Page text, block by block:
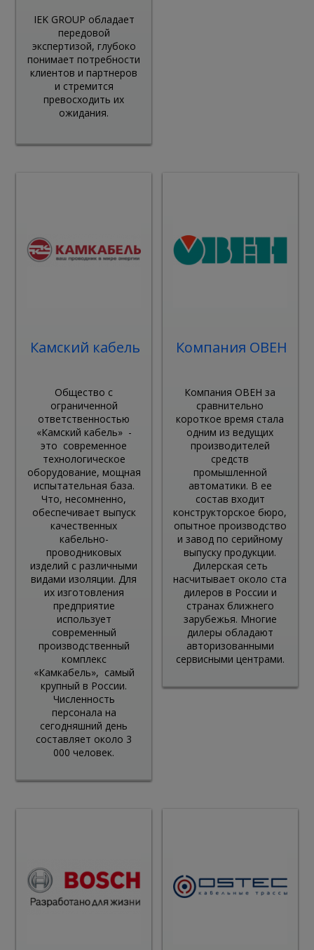
IEK GROUP обладает
передовой
экспертизой, глубоко
понимает потребности
клиентов и партнеров
и стремится
превосходить их
ожидания.
Камский кабель
Общество с
ограниченной
ответственностью
«Камский кабель» -
это современное
технологическое
оборудование, мощная
испытательная база.
Что, несомненно,
обеспечивает выпуск
качественных
кабельно-
проводниковых
изделий с различными
видами изоляции. Для
их изготовления
предприятие
использует
современный
производственный
комплекс
«Камкабель», самый
крупный в России.
Численность
персонала на
сегодняшний день
составляет около 3
000 человек.
Компания ОВЕН
Компания ОВЕН за
сравнительно
короткое время стала
одним из ведущих
производителей
средств
промышленной
автоматики. В ее
состав входит
конструкторское бюро,
опытное производство
и завод по серийному
выпуску продукции.
Дилерская сеть
насчитывает около ста
дилеров в России и
странах ближнего
зарубежья. Многие
дилеры обладают
авторизованными
сервисными центрами.